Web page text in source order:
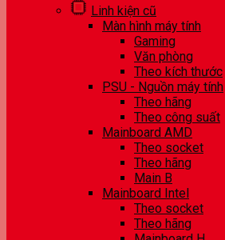
Linh kiện cũ
Màn hình máy tính
Gaming
Văn phòng
Theo kích thước
PSU - Nguồn máy tính
Theo hãng
Theo công suất
Mainboard AMD
Theo socket
Theo hãng
Main B
Mainboard Intel
Theo socket
Theo hãng